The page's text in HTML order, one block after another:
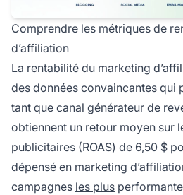
Comprendre les métriques de
d’affiliation
La rentabilité du marketing
des données convaincantes qui
tant que canal générateur de
obtiennent un retour moyen sur
publicitaires (ROAS) de 6,50 $
dépensé en marketing
campagnes les plus